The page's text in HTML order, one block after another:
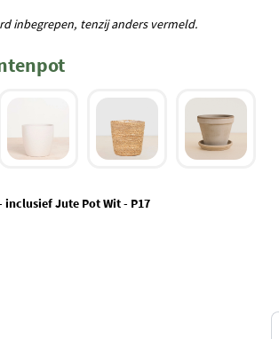
inbegrepen, tenzij anders vermeld.
Jute Pot Wit - P17